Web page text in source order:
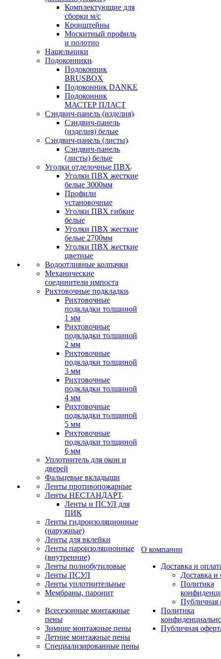
Комплектующие для
сборки м/с
Кронштейны
Москитный профиль
и полотно
Нащельники
Подоконники
Подоконник
BRUSBOX
Подоконник DANKE
Подоконник
МАСТЕР ПЛАСТ
Сэндвич-панель (изделия)
Сэндвич-панель
(изделия) белые
Сэндвич-панель (листы)
Сэндвич-панель
(листы) белые
Уголки отделочные ПВХ
Уголки ПВХ жесткие
белые 3000мм
Профили
установочные
Уголки ПВХ гибкие
белые
Уголки ПВХ жесткие
белые 2700мм
Уголки ПВХ жесткие
цветные
Водоотливные колпачки
Механические
соединители импоста
Рихтовочные подкладки
Рихтовочные
подкладки толщиной
1 мм
Рихтовочные
подкладки толщиной
2 мм
Рихтовочные
подкладки толщиной
3 мм
Рихтовочные
подкладки толщиной
4 мм
Рихтовочные
подкладки толщиной
5 мм
Рихтовочные
подкладки толщиной
6 мм
Уплотнитель для окон и
дверей
Фальцевые вкладыши
Ленты противопожарные
Ленты НЕСТАНДАРТ
Ленты и ПСУЛ для
ПИК
Ленты гидроизоляционные
(наружные)
Ленты для вклейки
Ленты пароизоляционные
(внутренние)
Ленты полнобутиловые
Ленты ПСУЛ
Ленты уплотнительные
Мембраны, паронит
Всесезонные монтажные
пены
Зимние монтажные пены
Летние монтажные пены
Специализированные пены
О компании
Доставка и
Доставка и
Политика
Публичная
Политика
Публичная